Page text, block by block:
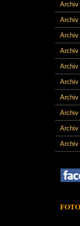
Archiv
Archiv
Archiv
Archiv
Archiv
Archiv
Archiv
Archiv
Archiv
Archiv